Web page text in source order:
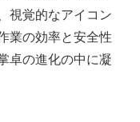
視覚的なアイコン
業の効率と安全性
卓の進化の中に凝